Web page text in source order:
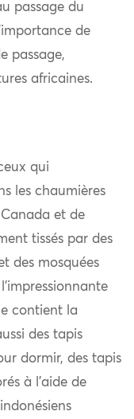
passage du
de
passage,
africaines.
qui
les chaumières
et de
tissés par des
des mosquées
contient la
des tapis
dormir, des tapis
à l’aide de